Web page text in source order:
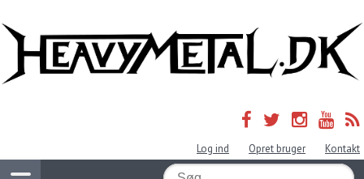
Log ind Opret bruger Kontakt